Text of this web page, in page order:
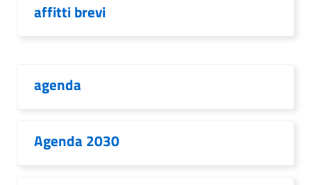
affitti brevi
agenda
Agenda 2030